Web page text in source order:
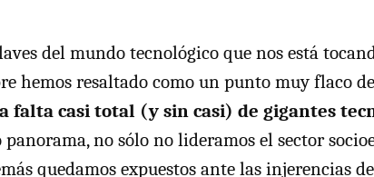
del mundo tecnológico que nos está
hemos resaltado como un punto muy flaco
falta casi total (y sin casi) de gigantes
panorama, no sólo no lideramos el sector
quedamos expuestos ante las injerencias